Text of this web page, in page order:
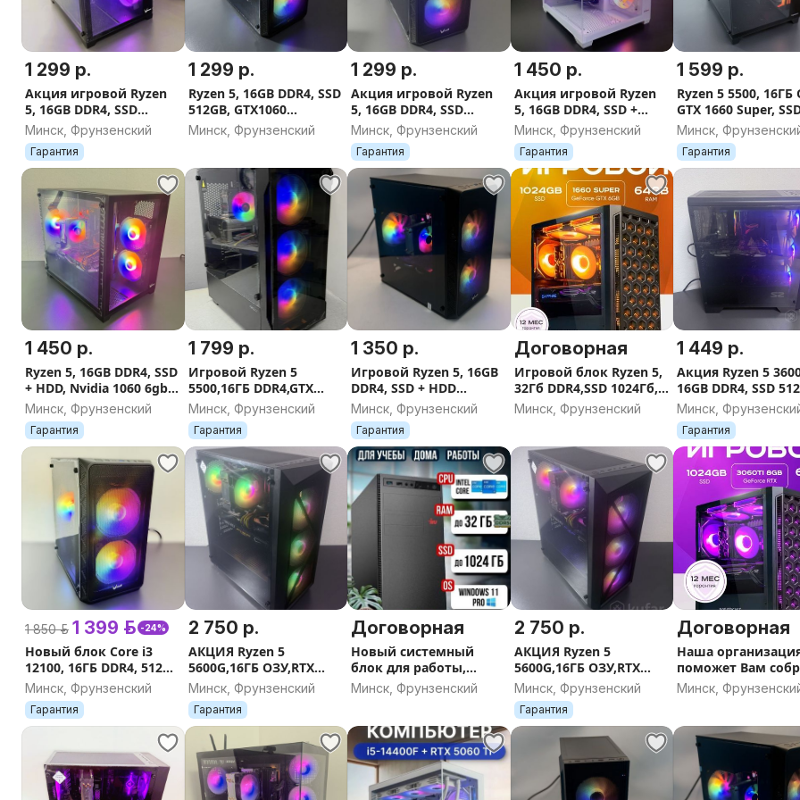
1 299 р.
Акция игровой Ryzen
5, 16GB DDR4, SSD
480GB, Nvidia 1060 6gb
Минск, Фрунзенский
Гарантия
1 299 р.
Ryzen 5, 16GB DDR4, SSD
512GB, GTX1060
гарантия, безнал
Минск, Фрунзенский
1 299 р.
Акция игровой Ryzen
5, 16GB DDR4, SSD
500Gb, Nvidia 1060 6gb
Минск, Фрунзенский
Гарантия
1 450 р.
Акция игровой Ryzen
5, 16GB DDR4, SSD +
HDD, Nvidia 1060 6gb
Минск, Фрунзенский
Гарантия
1 599 р.
Ryzen 5 5500, 16ГБ
GTX 1660 Super,
512Гб, гарантия
Минск,
Гарантия
1 450 р.
Ryzen 5, 16GB DDR4, SSD
+ HDD, Nvidia 1060 6gb,
гарантия, безнал
Минск, Фрунзенский
Гарантия
1 799 р.
Игровой Ryzen 5
5500,16ГБ DDR4,GTX
1660 Ti, SSD
512,гарантия
Минск, Фрунзенский
Гарантия
1 350 р.
Игровой Ryzen 5, 16GB
DDR4, SSD + HDD
1000GB, RX 580 8GB
Минск, Фрунзенский
Гарантия
Договорная
Игровой блок Ryzen 5,
32Гб DDR4,SSD 1024Гб,
1660 Super, гарантия
Минск, Фрунзенский
1 449 р.
Акция Ryzen 5
16GB DDR4, SSD
Nvidia 1060 6gb
Минск,
Гарантия
1 850 р. 1 399 р. -24%
Новый блок Core i3
12100, 16ГБ DDR4, 512
SSD, 1660 Super 6GB,
безнал
Минск, Фрунзенский
Гарантия
2 750 р.
АКЦИЯ Ryzen 5
5600G,16ГБ ОЗУ,RTX
3080,SSD 512GB,
гарантия
Минск, Фрунзенский
Гарантия
Договорная
Новый системный
блок для работы,
учебы, игр и многих
Минск, Фрунзенский
2 750 р.
АКЦИЯ Ryzen 5
5600G,16ГБ ОЗУ,RTX
3080,SSD 512GB,
гарантия
Минск, Фрунзенский
Гарантия
Договорная
Наша
поможет Вам
компьютер вашей
мечты
Минск,